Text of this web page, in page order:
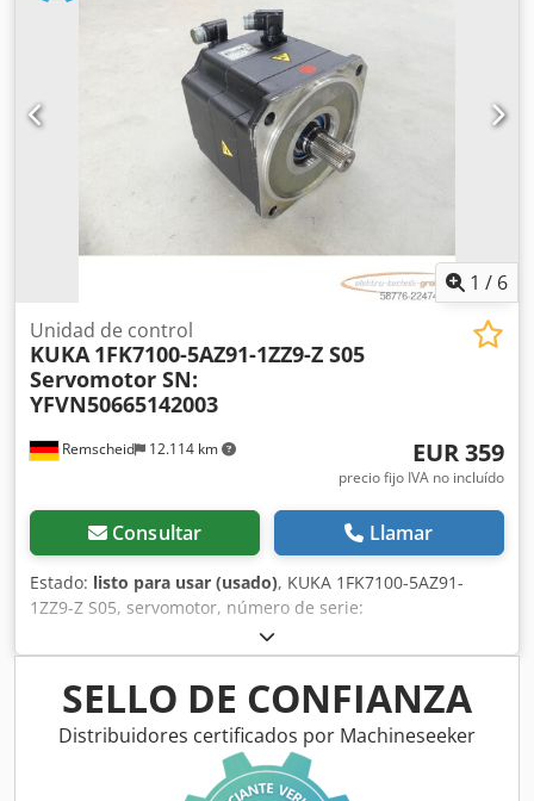
Revólver rebobinador: -Alimentador automático desde
tolva -Unidad automática de aplicación de cola -
Alimentación de mandril desde tolva -
Expulsión automática de producto terminado -Encolado
automático de mandril -Ejes expansibles por aire -Sistema
de etiquetado opcional Funciones: Velocidad: 60-100
m/min Diámetro máx. de rebobinado: 350 mm Ancho
máximo: 430 mm Ancho de rebobinado mínimo: 40 mm
Potencia total: 12kW Fuente de alimentación: 3PH + N + PE
Fuente de aire: 0.8MPa Máquina en stock en nuestro
1 / 6
Remscheid 12.114 km
Unidad de control
KUKA 1FK7100-5AZ91-1ZZ9-Z S05
Servomotor SN:
YFVN50665142003
EUR 359
precio fijo IVA no incluído
Consultar Llamar
Estado: listo para usar (usado), KUKA 1FK7100-5AZ91-
1ZZ9-Z S05, servomotor, número de serie:
YFVN50665142003. Usado, en buen estado de
conservación, 100 % funcional. El alcance del suministro se
detalla en las fotos. Dcjdpfozq N Rdjx Adzsk
SELLO DE CONFIANZA
Distribuidores certificados por Machineseeker